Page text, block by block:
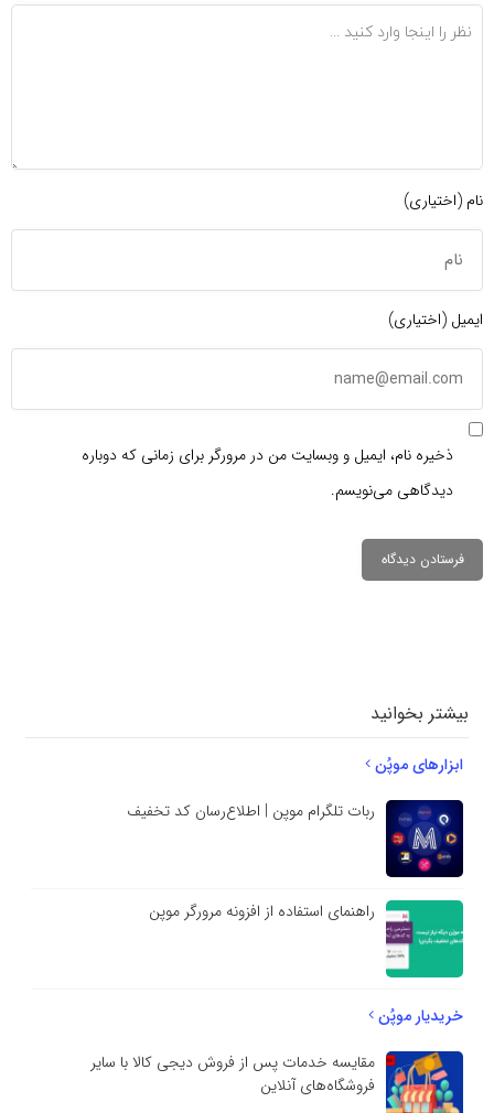
نام (اختیاری)
ایمیل (اختیاری)
ذخیره نام، ایمیل و وبسایت من در مرورگر برای زمانی که دوباره
دیدگاهی می‌نویسم.
بیشتر بخوانید
ابزارهای موپُن
ربات تلگرام موپن | اطلاع‌رسان کد تخفیف
راهنمای استفاده از افزونه مرورگر موپن
خریدیار موپُن
مقایسه خدمات پس از فروش دیجی کالا با سایر
فروشگاه‌های آنلاین